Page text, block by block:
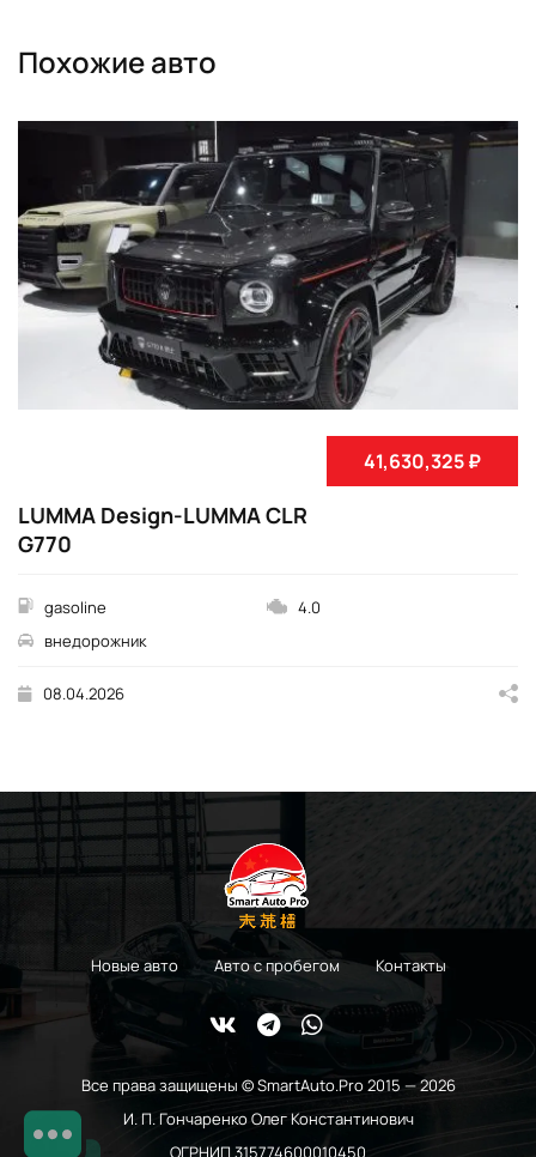
Похожие авто
41,630,325 ₽
LUMMA Design-LUMMA CLR
G770
gasoline
4.0
внедорожник
08.04.2026
Новые авто Авто с пробегом Контакты
Все права защищены © SmartAuto.Pro 2015 — 2026
И. П. Гончаренко Олег Константинович